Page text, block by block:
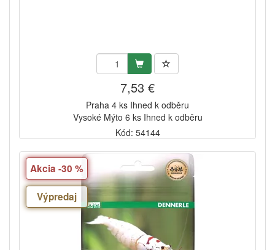
7,53 €
Praha 4 ks Ihned k odběru
Vysoké Mýto 6 ks Ihned k odběru
Kód: 54144
Akcia -30 %
Výpredaj